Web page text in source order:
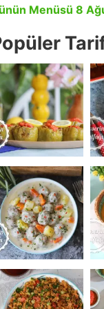
Menüsü 8